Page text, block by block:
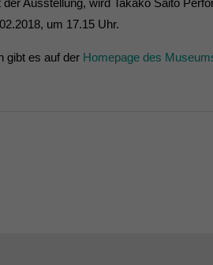
Ausstellung, wird Takako Saito
um 17.15 Uhr.
gibt es auf der Homepage des